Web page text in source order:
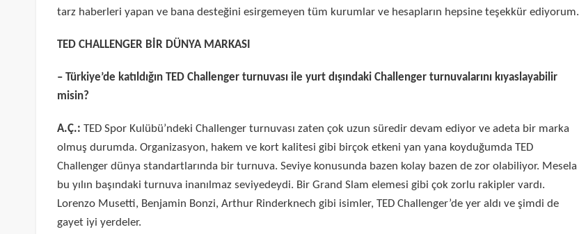
tarz haberleri yapan ve bana desteğini esirgemeyen tüm kurumlar ve hesapların hepsine teşekkür ediyorum.
TED CHALLENGER BİR DÜNYA MARKASI
– Türkiye’de katıldığın TED Challenger turnuvası ile yurt dışındaki Challenger turnuvalarını kıyaslayabilir
misin?
A.Ç.: TED Spor Kulübü’ndeki Challenger turnuvası zaten çok uzun süredir devam ediyor ve adeta bir marka
olmuş durumda. Organizasyon, hakem ve kort kalitesi gibi birçok etkeni yan yana koyduğumda TED
Challenger dünya standartlarında bir turnuva. Seviye konusunda bazen kolay bazen de zor olabiliyor. Mesela
bu yılın başındaki turnuva inanılmaz seviyedeydi. Bir Grand Slam elemesi gibi çok zorlu rakipler vardı.
Lorenzo Musetti, Benjamin Bonzi, Arthur Rinderknech gibi isimler, TED Challenger’de yer aldı ve şimdi de
gayet iyi yerdeler.